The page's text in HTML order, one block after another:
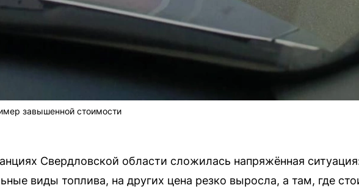
завышенной стоимости
Свердловской области сложилась напряжённая
виды топлива, на других цена резко выросла, а там, где